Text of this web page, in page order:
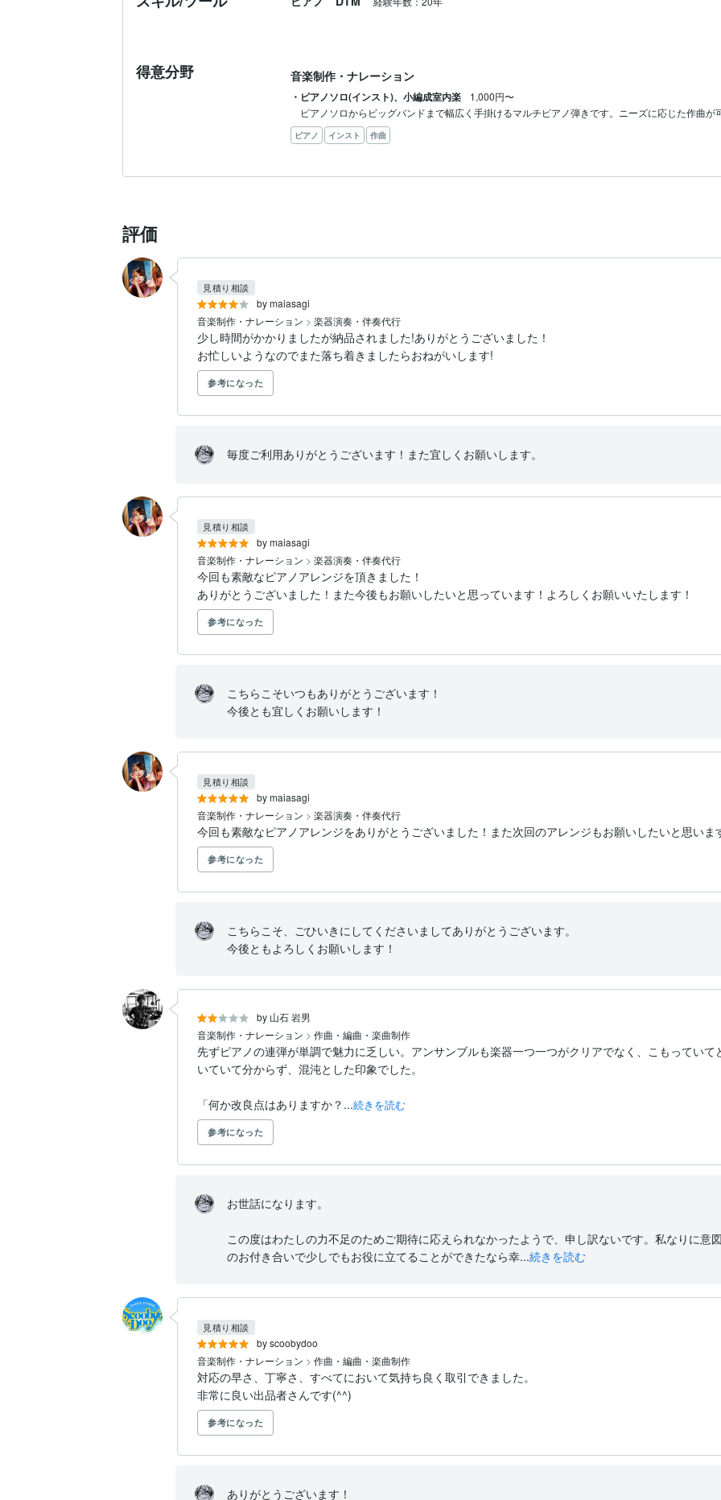
得意分野 音楽制作・ナレーション
・ピアノソロ(インスト)、小編成室内楽
1,000円〜
ピアノソロからビッグバンドまで幅広く手掛けるマルチピアノ弾きです。ニーズに応じた作曲が
ピアノ インスト 作曲
評価
by maiasagi
見積り相談
音楽制作・ナレーション > 楽器演奏・伴奏代行
少し時間がかかりましたが納品されました!ありがとうございました！
お忙しいようなのでまた落ち着きましたらおねがいします!
参考になった
毎度ご利用ありがとうございます！また宜しくお願いします。
by maiasagi
見積り相談
音楽制作・ナレーション > 楽器演奏・伴奏代行
今回も素敵なピアノアレンジを頂きました！
ありがとうございました！また今後もお願いしたいと思っています！よろしくお願いいたします！
参考になった
こちらこそいつもありがとうございます！
今後とも宜しくお願いします！
by maiasagi
見積り相談
音楽制作・ナレーション > 楽器演奏・伴奏代行
今回も素敵なピアノアレンジをありがとうございました！また次回のアレンジもお願いしたいと思いま
参考になった
こちらこそ、ごひいきにしてくださいましてありがとうございます。
今後ともよろしくお願いします！
by 山石 岩男
音楽制作・ナレーション > 作曲・編曲・楽曲制作
先ずピアノの連弾が単調で魅力に乏しい。アンサンブルも楽器一つ一つがクリアでなく、こもってい
いていて分からず、混沌とした印象でした。
「何か改良点はありますか？...続きを読む
参考になった
お世話になります。
この度はわたしの力不足のためご期待に応えられなかったようで、申し訳ないです。私なりに意
のお付き合いで少しでもお役に立てることができたなら幸...続きを読む
by scoobydoo
見積り相談
音楽制作・ナレーション > 作曲・編曲・楽曲制作
対応の早さ、丁寧さ、すべてにおいて気持ち良く取引できました。
非常に良い出品者さんです(^^)
参考になった
ありがとうございます！